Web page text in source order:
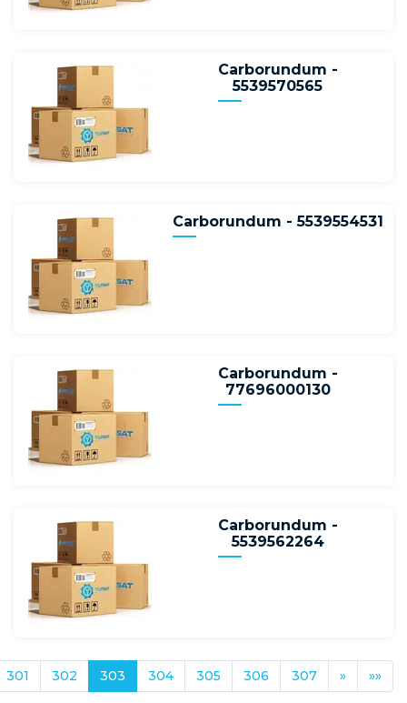
Carborundum -
5539570565
Carborundum - 5539554531
Carborundum -
77696000130
Carborundum -
5539562264
301 302 303 304 305 306 307 » »»